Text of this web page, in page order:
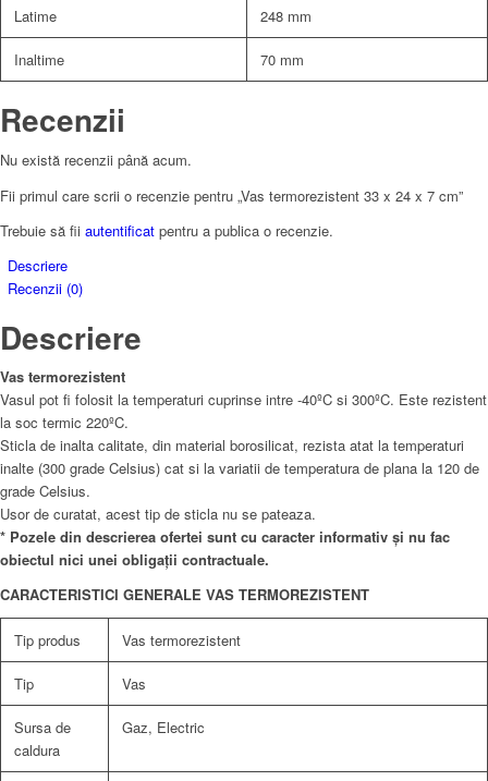
Latime 248 mm
Inaltime 70 mm
Recenzii
Nu există recenzii până acum.
Fii primul care scrii o recenzie pentru „Vas termorezistent 33 x 24 x 7 cm”
Trebuie să fii autentificat pentru a publica o recenzie.
Descriere
Recenzii (0)
Descriere
Vas termorezistent
Vasul pot fi folosit la temperaturi cuprinse intre -40ºC si 300ºC. Este rezistent
la soc termic 220ºC.
Sticla de inalta calitate, din material borosilicat, rezista atat la temperaturi
inalte (300 grade Celsius) cat si la variatii de temperatura de plana la 120 de
grade Celsius.
Usor de curatat, acest tip de sticla nu se pateaza.
* Pozele din descrierea ofertei sunt cu caracter informativ și nu fac
obiectul nici unei obligații contractuale.
CARACTERISTICI GENERALE VAS TERMOREZISTENT
Tip produs Vas termorezistent
Tip Vas
Sursa de
caldura
Gaz, Electric